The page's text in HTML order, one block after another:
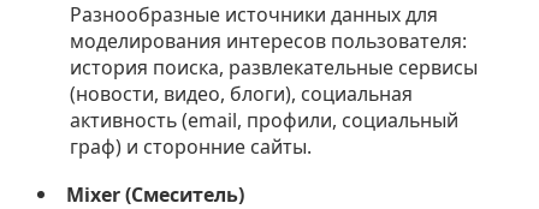
Разнообразные источники данных для
моделирования интересов пользователя:
история поиска, развлекательные сервисы
(новости, видео, блоги), социальная
активность (email, профили, социальный
граф) и сторонние сайты.
Mixer (Смеситель)